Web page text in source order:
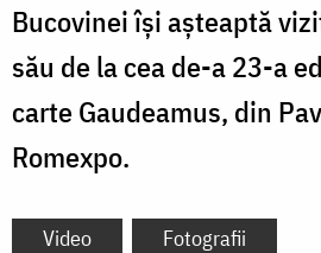
Bucovinei își așteaptă
său de la cea de-a 23-a
carte Gaudeamus, din
Romexpo.
Video Fotografii